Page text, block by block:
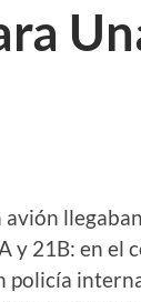
y 21B: en el
policía